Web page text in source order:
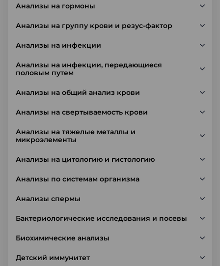
Анализы на гормоны
Анализы на группу крови и резус-фактор
Анализы на инфекции
Анализы на инфекции, передающиеся
половым путем
Анализы на общий анализ крови
Анализы на свертываемость крови
Анализы на тяжелые металлы и
микроэлементы
Анализы на цитологию и гистологию
Анализы по системам организма
Анализы спермы
Бактериологические исследования и посевы
Биохимические анализы
Детский иммунитет